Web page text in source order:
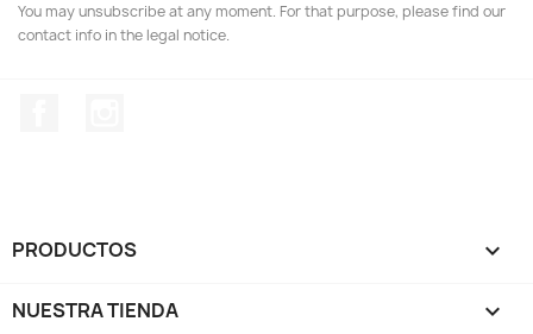
You may unsubscribe at any moment. For that purpose, please find our
contact info in the legal notice.
PRODUCTOS 
NUESTRA TIENDA 